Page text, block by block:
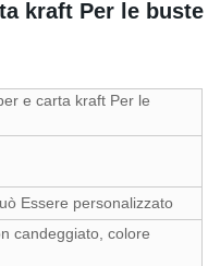
kraft Per le buste
r e carta kraft Per le
Essere personalizzato
candeggiato, colore